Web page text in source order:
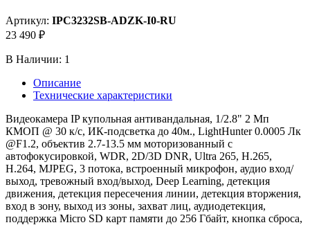
Артикул: IPC3232SB-ADZK-I0-RU
23 490 ₽
В Наличии: 1
Описание
Технические характеристики
Видеокамера IP купольная антивандальная, 1/2.8" 2 Мп
КМОП @ 30 к/с, ИК-подсветка до 40м., LightHunter 0.0005 Лк
@F1.2, объектив 2.7-13.5 мм моторизованный с
автофокусировкой, WDR, 2D/3D DNR, Ultra 265, H.265,
H.264, MJPEG, 3 потока, встроенный микрофон, аудио вход/
выход, тревожный вход/выход, Deep Learning, детекция
движения, детекция пересечения линии, детекция вторжения,
вход в зону, выход из зоны, захват лиц, аудиодетекция,
поддержка Micro SD карт памяти до 256 Гбайт, кнопка сброса,